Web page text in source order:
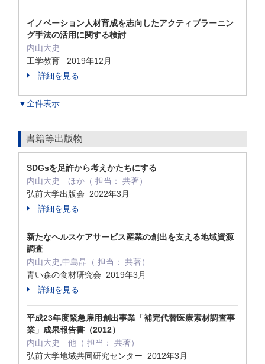
イノベーション人材育成を志向したアクティブラーニン
グ手法の活用に関する検討
内山大史
工学教育 2019年12月
詳細を見る
▼全件表示
書籍等出版物
SDGsを足許から考えかたちにする
内山大史 ほか（ 担当： 共著）
弘前大学出版会 2022年3月
詳細を見る
新たなヘルスケアサービス産業の創出を支える地域資源
調査
内山大史,中島晶（ 担当： 共著）
青い森の食材研究会 2019年3月
詳細を見る
平成23年度緊急雇用創出事業「補完代替医療素材調査事
業」成果報告書（2012）
内山大史 他（ 担当： 共著）
弘前大学地域共同研究センター 2012年3月